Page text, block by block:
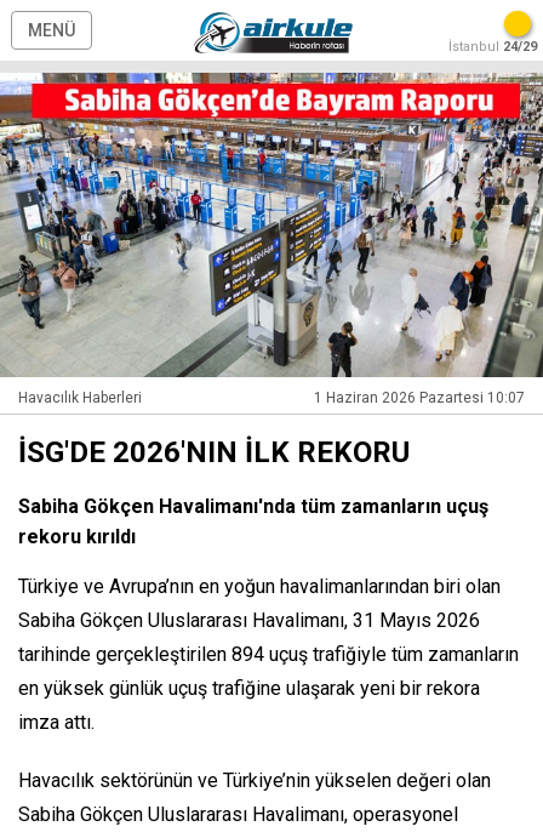
MENÜ
İstanbul 24/29
Havacılık Haberleri 1 Haziran 2026 Pazartesi 10:07
İSG'DE 2026'NIN İLK REKORU
Sabiha Gökçen Havalimanı'nda tüm zamanların uçuş
rekoru kırıldı
Türkiye ve Avrupa’nın en yoğun havalimanlarından biri olan
Sabiha Gökçen Uluslararası Havalimanı, 31 Mayıs 2026
tarihinde gerçekleştirilen 894 uçuş trafiğiyle tüm zamanların
en yüksek günlük uçuş trafiğine ulaşarak yeni bir rekora
imza attı.
Havacılık sektörünün ve Türkiye’nin yükselen değeri olan
Sabiha Gökçen Uluslararası Havalimanı, operasyonel